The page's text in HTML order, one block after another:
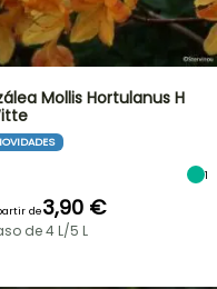
Mollis Hortulanus H
1
de3,90 €
de 4 L/5 L